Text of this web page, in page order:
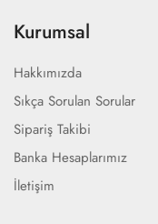
Kurumsal
Hakkımızda
Sıkça Sorulan Sorular
Sipariş Takibi
Banka Hesaplarımız
İletişim